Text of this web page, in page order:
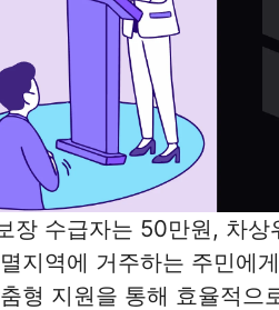
장 수급자는 50만원, 차
지역에 거주하는 주민에
형 지원을 통해 효율적으